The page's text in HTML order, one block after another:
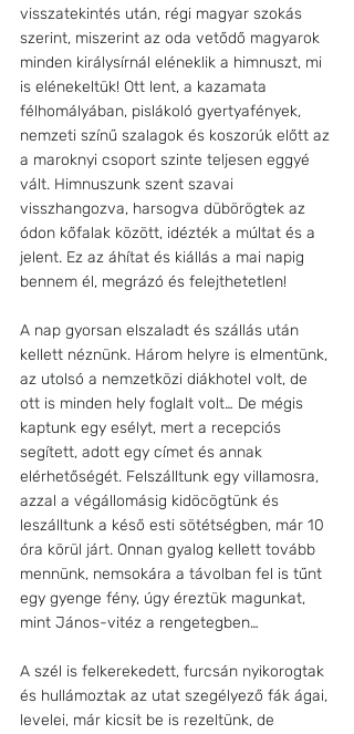
visszatekintés után, régi magyar szokás
szerint, miszerint az oda vetődő magyarok
minden királysírnál eléneklik a himnuszt, mi
is elénekeltük! Ott lent, a kazamata
félhomályában, pislákoló gyertyafények,
nemzeti színű szalagok és koszorúk előtt az
a maroknyi csoport szinte teljesen eggyé
vált. Himnuszunk szent szavai
visszhangozva, harsogva dübörögtek az
ódon kőfalak között, idézték a múltat és a
jelent. Ez az áhítat és kiállás a mai napig
bennem él, megrázó és felejthetetlen!
A nap gyorsan elszaladt és szállás után
kellett néznünk. Három helyre is elmentünk,
az utolsó a nemzetközi diákhotel volt, de
ott is minden hely foglalt volt… De mégis
kaptunk egy esélyt, mert a recepciós
segített, adott egy címet és annak
elérhetőségét. Felszálltunk egy villamosra,
azzal a végállomásig kidöcögtünk és
leszálltunk a késő esti sötétségben, már 10
óra körül járt. Onnan gyalog kellett tovább
mennünk, nemsokára a távolban fel is tűnt
egy gyenge fény, úgy éreztük magunkat,
mint János-vitéz a rengetegben…
A szél is felkerekedett, furcsán nyikorogtak
és hullámoztak az utat szegélyező fák ágai,
levelei, már kicsit be is rezeltünk, de